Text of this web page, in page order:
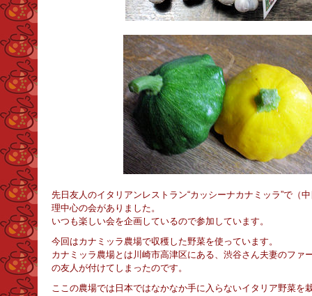
先日友人のイタリアンレストラン“カッシーナカナミッラ”で（
理中心の会がありました。
いつも楽しい会を企画しているので参加しています。
今回はカナミッラ農場で収穫した野菜を使っています。
カナミッラ農場とは川崎市高津区にある、渋谷さん夫妻のファ
の友人が付けてしまったのです。
ここの農場では日本ではなかなか手に入らないイタリア野菜を